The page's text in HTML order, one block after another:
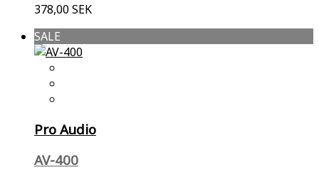
378,00 SEK
SALE
Pro Audio
AV-400